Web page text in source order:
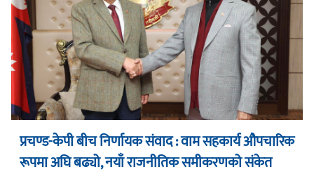
प्रचण्ड-केपी बीच निर्णायक संवाद : वाम सहकार्य औपचारिक
रूपमा अघि बढ्यो, नयाँ राजनीतिक समीकरणको संकेत